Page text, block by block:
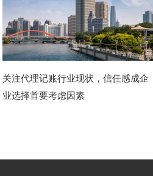
关注代理记账行业现状，信任感成企
业选择首要考虑因素